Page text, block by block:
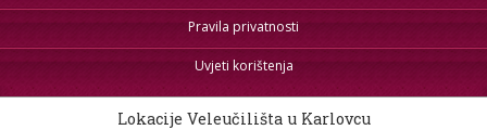
Pravila privatnosti
Uvjeti korištenja
Lokacije Veleučilišta u Karlovcu